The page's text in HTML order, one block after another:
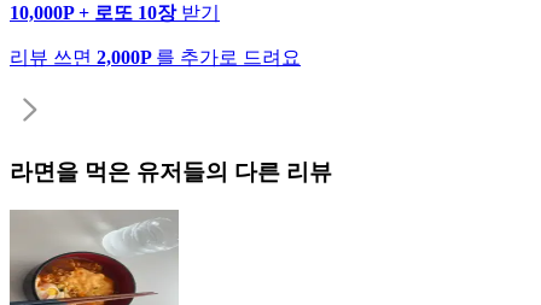
10,000P + 로또 10장 받기
리뷰 쓰면 2,000P 를 추가로 드려요
라면 을 먹은 유저들의 다른 리뷰